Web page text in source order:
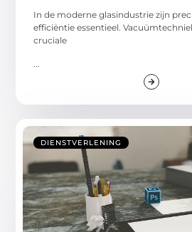
In de moderne glasindustrie zijn
efficiëntie essentieel.
cruciale
DIENSTVERLENING